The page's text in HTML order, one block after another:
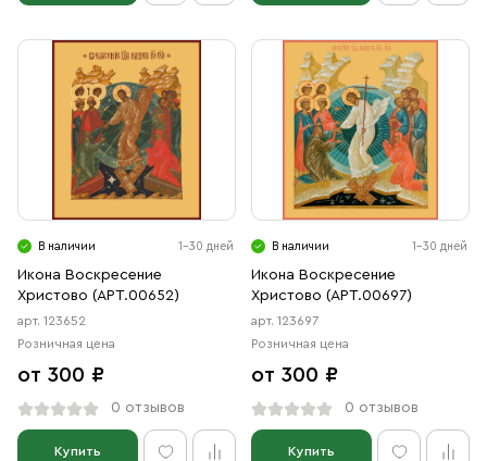
В наличии 1-30 дней
Икона Воскресение
Христово (АРТ.00652)
арт. 123652
Розничная цена
от 300 ₽
0 отзывов
Купить
В наличии 1-30 дней
Икона Воскресение
Христово (АРТ.00697)
арт. 123697
Розничная цена
от 300 ₽
0 отзывов
Купить